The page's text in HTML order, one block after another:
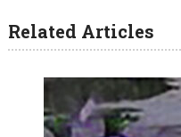
Related Articles